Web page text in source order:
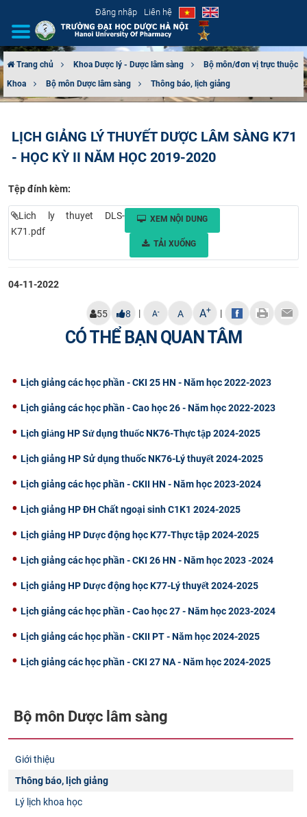
Đăng nhập Liên hệ
GIỚI THIỆU
TUYỂN SINH
ĐÀO TẠO
ĐẢM BẢO CHẤT LƯỢNG
KHOA HỌC CÔNG NGHỆ
HTQT
CỰU NGƯỜI HỌC
Trang chủ Khoa Dược lý - Dược lâm sàng
Bộ môn/đơn vị trực thuộc
Khoa
Bộ môn Dược lâm sàng Thông báo, lịch giảng
LỊCH GIẢNG LÝ THUYẾT DƯỢC LÂM SÀNG K71
- HỌC KỲ II NĂM HỌC 2019-2020
Tệp đính kèm:
Lich ly thuyet DLS-
K71.pdf
XEM NỘI DUNG
TẢI XUỐNG
04-11-2022
55 8 | A- A A+ |
CÓ THỂ BẠN QUAN TÂM
Lịch giảng các học phần - CKI 25 HN - Năm học 2022-2023
Lịch giảng các học phần - Cao học 26 - Năm học 2022-2023
Lịch giảng HP Sử dụng thuốc NK76-Thực tập 2024-2025
Lịch giảng HP Sử dụng thuốc NK76-Lý thuyết 2024-2025
Lịch giảng các học phần - CKII HN - Năm học 2023-2024
Lịch giảng HP ĐH Chất ngoại sinh C1K1 2024-2025
Lịch giảng HP Dược động học K77-Thực tập 2024-2025
Lịch giảng các học phần - CKI 26 HN - Năm học 2023 -2024
Lịch giảng HP Dược động học K77-Lý thuyết 2024-2025
Lịch giảng các học phần - Cao học 27 - Năm học 2023-2024
Lịch giảng các học phần - CKII PT - Năm học 2024-2025
Lịch giảng các học phần - CKI 27 NA - Năm học 2024-2025
Bộ môn Dược lâm sàng
Giới thiệu
Thông báo, lịch giảng
Lý lịch khoa học